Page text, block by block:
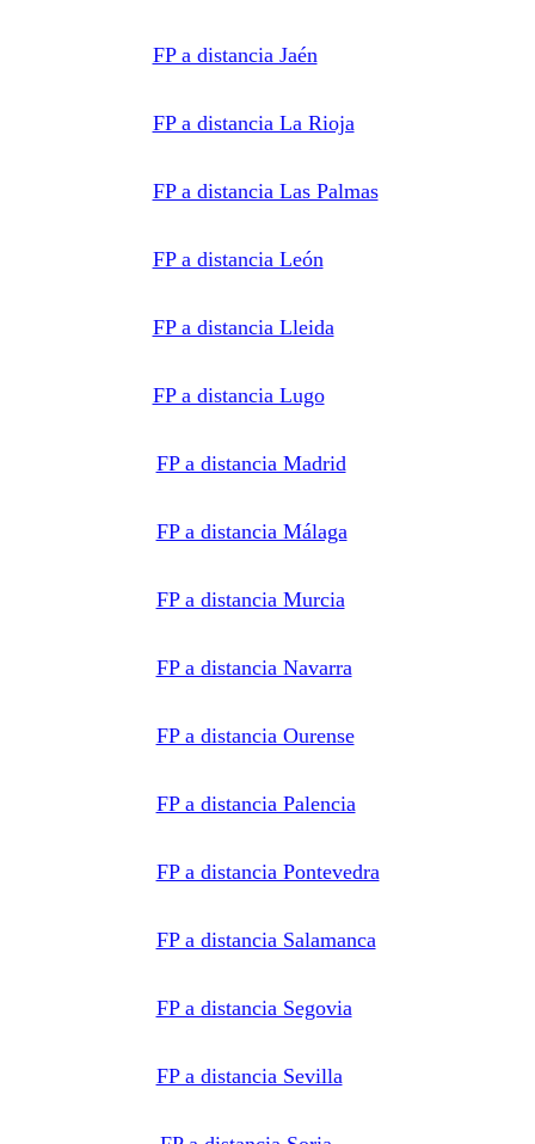
FP a distancia Jaén
FP a distancia La Rioja
FP a distancia Las Palmas
FP a distancia León
FP a distancia Lleida
FP a distancia Lugo
FP a distancia Madrid
FP a distancia Málaga
FP a distancia Murcia
FP a distancia Navarra
FP a distancia Ourense
FP a distancia Palencia
FP a distancia Pontevedra
FP a distancia Salamanca
FP a distancia Segovia
FP a distancia Sevilla